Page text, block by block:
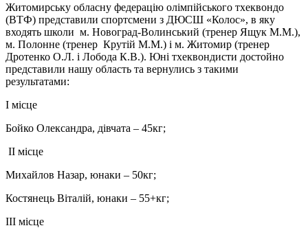
Житомирську обласну федерацію олімпійського тхеквондо
(ВТФ) представили спортсмени з ДЮСШ «Колос», в яку
входять школи м. Новоград-Волинський (тренер Ящук М.М.),
м. Полонне (тренер Крутій М.М.) і м. Житомир (тренер
Дротенко О.Л. і Лобода К.В.). Юні тхеквондисти достойно
представили нашу область та вернулись з такими
результатами:
І місце
Бойко Олександра, дівчата – 45кг;
ІІ місце
Михайлов Назар, юнаки – 50кг;
Костянець Віталій, юнаки – 55+кг;
ІІІ місце